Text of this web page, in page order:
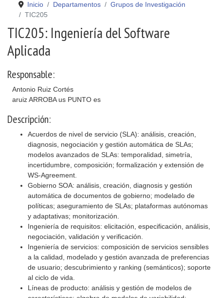
Inicio Departamentos
Grupos de Investigación
TIC205
TIC205: Ingeniería del Software
Aplicada
Responsable:
Antonio Ruiz Cortés
aruiz ARROBA us PUNTO es
Descripción:
Acuerdos de nivel de servicio (SLA): análisis, creación,
diagnosis, negociación y gestión automática de SLAs;
modelos avanzados de SLAs: temporalidad, simetría,
incertidumbre, composición; formalización y extensión de
WS-Agreement.
Gobierno SOA: análisis, creación, diagnosis y gestión
automática de documentos de gobierno; modelado de
políticas; aseguramiento de SLAs; plataformas autónomas
y adaptativas; monitorización.
Ingeniería de requisitos: elicitación, especificación, análisis,
negociación, validación y verificación.
Ingeniería de servicios: composición de servicios sensibles
a la calidad, modelado y gestión avanzada de preferencias
de usuario; descubrimiento y ranking (semánticos); soporte
al ciclo de vida.
Líneas de producto: análisis y gestión de modelos de